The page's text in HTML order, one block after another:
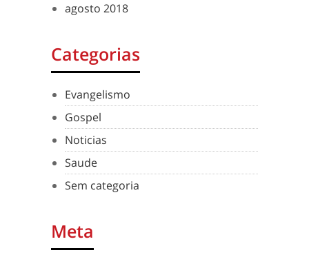
agosto 2018
Categorias
Evangelismo
Gospel
Noticias
Saude
Sem categoria
Meta